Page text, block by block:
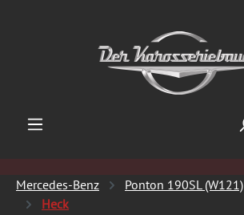
Mercedes-Benz Ponton 190SL (W121)
Heck